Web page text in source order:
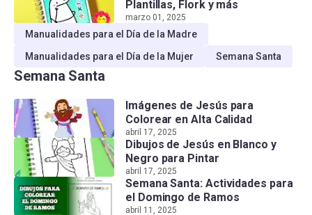
Plantillas, Flork y más
marzo 01, 2025
Manualidades para el Día de la Madre
Manualidades para el Día de la Mujer
Semana Santa
Semana Santa
Imágenes de Jesús para
Colorear en Alta Calidad
abril 17, 2025
Dibujos de Jesús en Blanco y
Negro para Pintar
abril 17, 2025
Semana Santa: Actividades para
el Domingo de Ramos
abril 11, 2025